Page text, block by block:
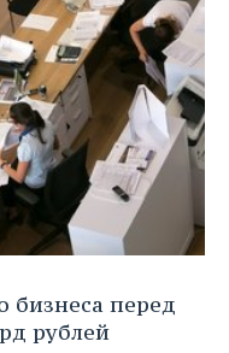
бизнеса перед
рублей